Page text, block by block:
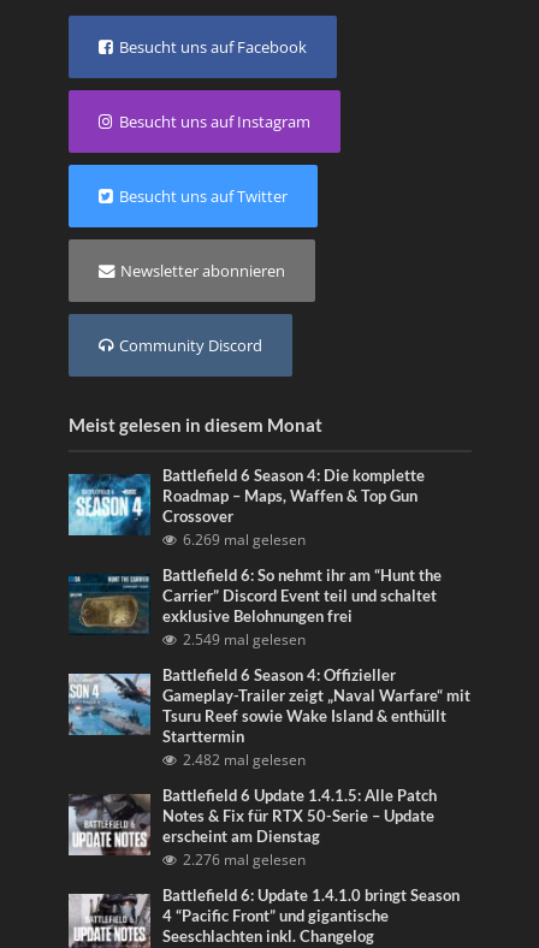
Besucht uns auf Facebook
Besucht uns auf Instagram
Besucht uns auf Twitter
Newsletter abonnieren
Community Discord
Meist gelesen in diesem Monat
Battlefield 6 Season 4: Die komplette
Roadmap – Maps, Waffen & Top Gun
Crossover
6.269 mal gelesen
Battlefield 6: So nehmt ihr am “Hunt the
Carrier” Discord Event teil und schaltet
exklusive Belohnungen frei
2.549 mal gelesen
Battlefield 6 Season 4: Offizieller
Gameplay-Trailer zeigt „Naval Warfare“ mit
Tsuru Reef sowie Wake Island & enthüllt
Starttermin
2.482 mal gelesen
Battlefield 6 Update 1.4.1.5: Alle Patch
Notes & Fix für RTX 50-Serie – Update
erscheint am Dienstag
2.276 mal gelesen
Battlefield 6: Update 1.4.1.0 bringt Season
4 “Pacific Front” und gigantische
Seeschlachten inkl. Changelog